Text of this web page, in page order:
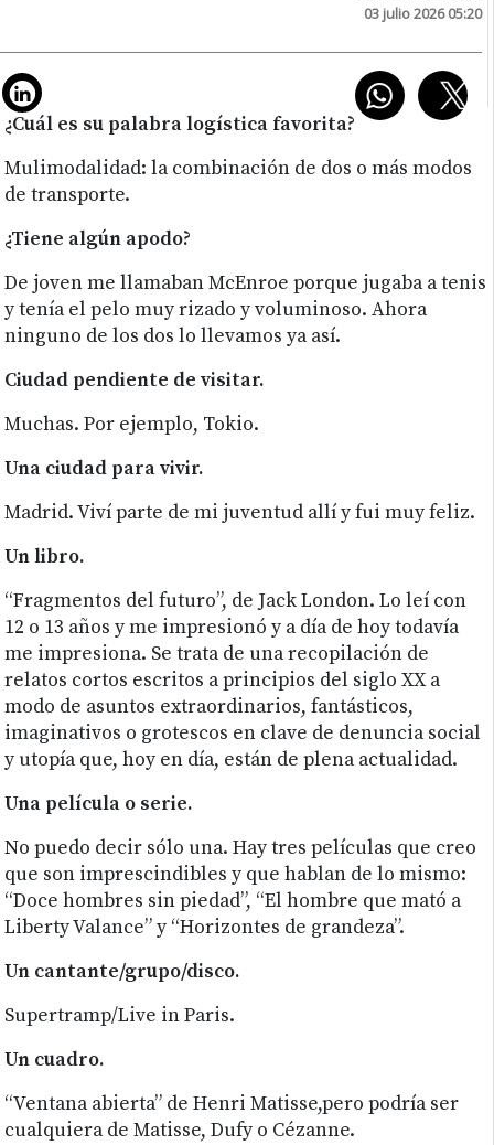
03 julio 2026 05:20
¿Cuál es su palabra logística favorita?
Mulimodalidad: la combinación de dos o más modos
de transporte.
¿Tiene algún apodo?
De joven me llamaban McEnroe porque jugaba a tenis
y tenía el pelo muy rizado y voluminoso. Ahora
ninguno de los dos lo llevamos ya así.
Ciudad pendiente de visitar.
Muchas. Por ejemplo, Tokio.
Una ciudad para vivir.
Madrid. Viví parte de mi juventud allí y fui muy feliz.
Un libro.
“Fragmentos del futuro”, de Jack London. Lo leí con
12 o 13 años y me impresionó y a día de hoy todavía
me impresiona. Se trata de una recopilación de
relatos cortos escritos a principios del siglo XX a
modo de asuntos extraordinarios, fantásticos,
imaginativos o grotescos en clave de denuncia social
y utopía que, hoy en día, están de plena actualidad.
Una película o serie.
No puedo decir sólo una. Hay tres películas que creo
que son imprescindibles y que hablan de lo mismo:
“Doce hombres sin piedad”, “El hombre que mató a
Liberty Valance” y “Horizontes de grandeza”.
Un cantante/grupo/disco.
Supertramp/Live in Paris.
Un cuadro.
“Ventana abierta” de Henri Matisse,pero podría ser
cualquiera de Matisse, Dufy o Cézanne.